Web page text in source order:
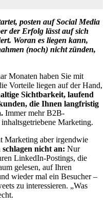
posten auf Social Media
der Erfolg lässt auf sich
Woran es liegen kann,
(noch) nicht zünden,
Monaten haben Sie mit
Vorteile liegen auf der Hand,
Sichtbarkeit, laufend
die Ihnen langfristig
Immer mehr B2B-
Marketing.
Marketing aber irgendwie
nicht an: Nur
LinkedIn-Postings, die
gelesen, auf Ihren
wieder mal ein Besucher –
zu interessieren. „Was